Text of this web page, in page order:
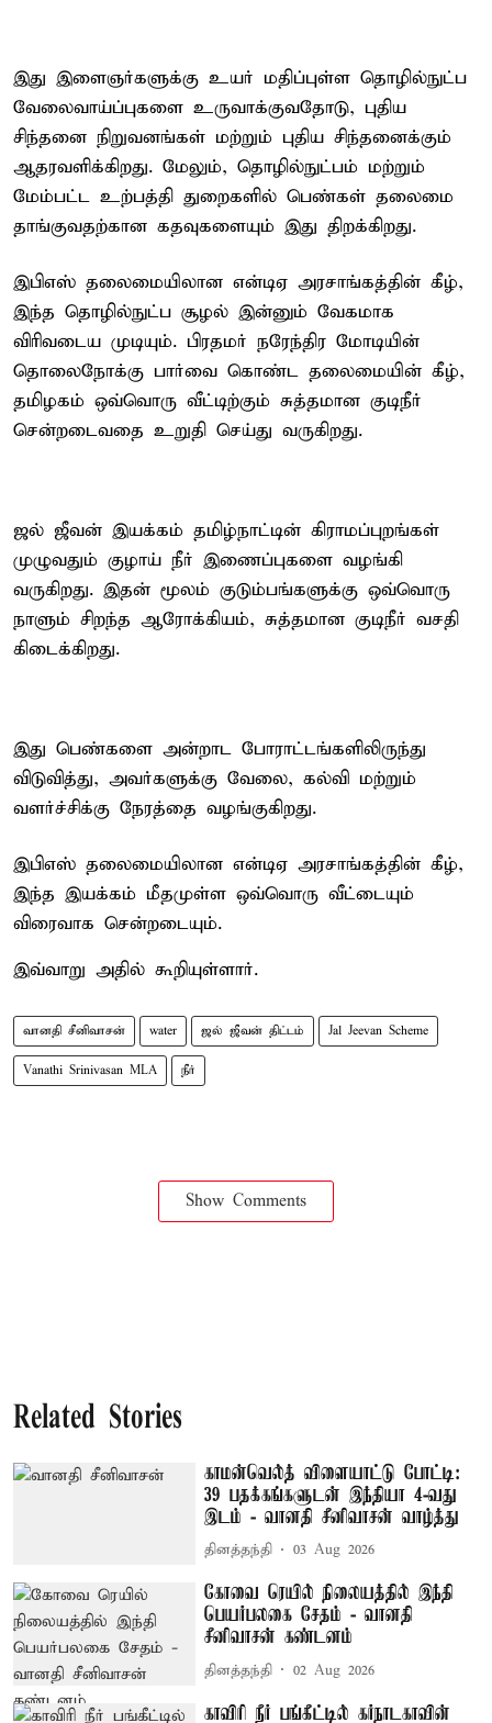
இது இளைஞர்களுக்கு உயர் மதிப்புள்ள தொழில்நுட்ப
வேலைவாய்ப்புகளை உருவாக்குவதோடு, புதிய
சிந்தனை நிறுவனங்கள் மற்றும் புதிய சிந்தனைக்கும்
ஆதரவளிக்கிறது. மேலும், தொழில்நுட்பம் மற்றும்
மேம்பட்ட உற்பத்தி துறைகளில் பெண்கள் தலைமை
தாங்குவதற்கான கதவுகளையும் இது திறக்கிறது.
இபிஎஸ் தலைமையிலான என்டிஏ அரசாங்கத்தின் கீழ்,
இந்த தொழில்நுட்ப சூழல் இன்னும் வேகமாக
விரிவடைய முடியும். பிரதமர் நரேந்திர மோடியின்
தொலைநோக்கு பார்வை கொண்ட தலைமையின் கீழ்,
தமிழகம் ஒவ்வொரு வீட்டிற்கும் சுத்தமான குடிநீர்
சென்றடைவதை உறுதி செய்து வருகிறது.
ஜல் ஜீவன் இயக்கம் தமிழ்நாட்டின் கிராமப்புறங்கள்
முழுவதும் குழாய் நீர் இணைப்புகளை வழங்கி
வருகிறது. இதன் மூலம் குடும்பங்களுக்கு ஒவ்வொரு
நாளும் சிறந்த ஆரோக்கியம், சுத்தமான குடிநீர் வசதி
கிடைக்கிறது.
இது பெண்களை அன்றாட போராட்டங்களிலிருந்து
விடுவித்து, அவர்களுக்கு வேலை, கல்வி மற்றும்
வளர்ச்சிக்கு நேரத்தை வழங்குகிறது.
இபிஎஸ் தலைமையிலான என்டிஏ அரசாங்கத்தின் கீழ்,
இந்த இயக்கம் மீதமுள்ள ஒவ்வொரு வீட்டையும்
விரைவாக சென்றடையும்.
இவ்வாறு அதில் கூறியுள்ளார்.
வானதி சீனிவாசன் water ஜல் ஜீவன் திட்டம் Jal Jeevan Scheme
Vanathi Srinivasan MLA நீர்
Show Comments
Related Stories
காமன்வெல்த் விளையாட்டு போட்டி:
39 பதக்கங்களுடன் இந்தியா 4-வது
இடம் - வானதி சீனிவாசன் வாழ்த்து
தினத்தந்தி 03 Aug 2026
கோவை ரெயில் நிலையத்தில் இந்தி
பெயர்பலகை சேதம் - வானதி
சீனிவாசன் கண்டனம்
தினத்தந்தி 02 Aug 2026
காவிரி நீர் பங்கீட்டில் கர்நாடகாவின்